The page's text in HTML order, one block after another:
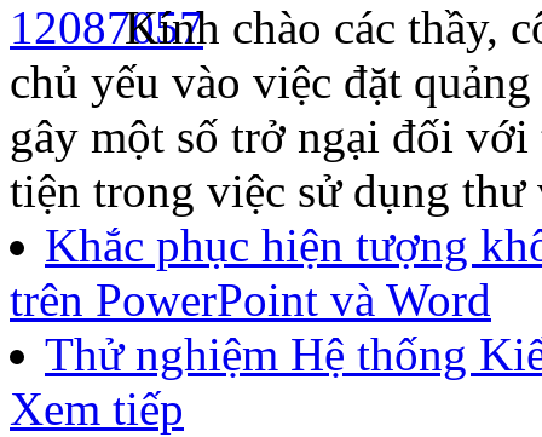
Kính chào các thầy,
chủ yếu vào việc đặt
gây một số trở ngại đối
tiện trong việc sử dụng thư
Khắc phục hiện tượng
trên PowerPoint và Word
Thử nghiệm Hệ thống
Xem tiếp